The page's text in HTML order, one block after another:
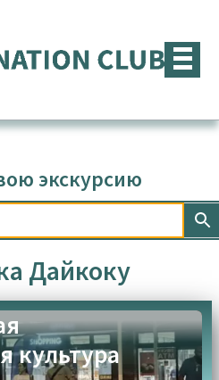
экскурсию
Дайкоку
культура